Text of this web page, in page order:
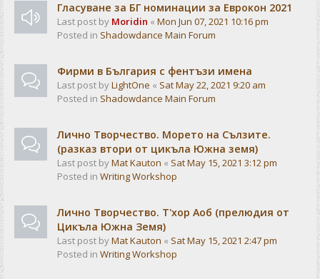
Гласуване за БГ номинации за Еврокон 2021
Last post by Moridin « Mon Jun 07, 2021 10:16 pm
Posted in Shadowdance Main Forum
Фирми в България с фентъзи имена
Last post byLightOne « Sat May 22, 2021 9:20 am
Posted in Shadowdance Main Forum
Лично Творчество. Морето на Сълзите.
(разказ втори от цикъла Южна земя)
Last post byMat Kauton « Sat May 15, 2021 3:12 pm
Posted in Writing Workshop
Лично Творчество. Т'хор Аоб (прелюдия от
Цикъла Южна Земя)
Last post byMat Kauton « Sat May 15, 2021 2:47 pm
Posted in Writing Workshop